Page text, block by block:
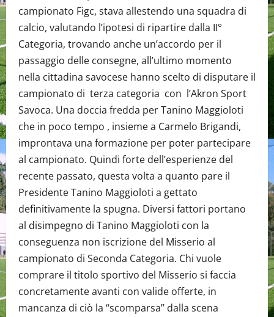
campionato Figc, stava allestendo una squadra di
calcio, valutando l’ipotesi di ripartire dalla II°
Categoria, trovando anche un’accordo per il
passaggio delle consegne, all’ultimo momento
nella cittadina savocese hanno scelto di disputare il
campionato di terza categoria con l’Akron Sport
Savoca. Una doccia fredda per Tanino Maggioloti
che in poco tempo , insieme a Carmelo Brigandi,
improntava una formazione per poter partecipare
al campionato. Quindi forte dell’esperienze del
recente passato, questa volta a quanto pare il
Presidente Tanino Maggioloti a gettato
definitivamente la spugna. Diversi fattori portano
al disimpegno di Tanino Maggioloti con la
conseguenza non iscrizione del Misserio al
campionato di Seconda Categoria. Chi vuole
comprare il titolo sportivo del Misserio si faccia
concretamente avanti con valide offerte, in
mancanza di ciò la “scomparsa” dalla scena